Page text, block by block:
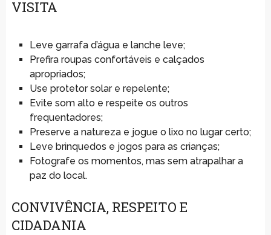
VISITA
Leve garrafa d’água e lanche leve;
Prefira roupas confortáveis e calçados
apropriados;
Use protetor solar e repelente;
Evite som alto e respeite os outros
frequentadores;
Preserve a natureza e jogue o lixo no lugar certo;
Leve brinquedos e jogos para as crianças;
Fotografe os momentos, mas sem atrapalhar a
paz do local.
CONVIVÊNCIA, RESPEITO E
CIDADANIA